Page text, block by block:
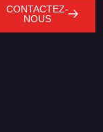
CONTACTEZ-
NOUS